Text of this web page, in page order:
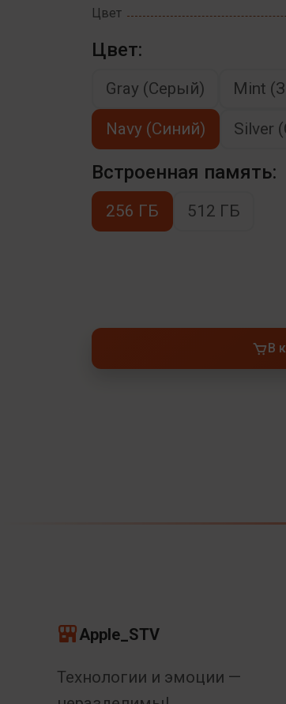
Цвет
Цвет:
Gray (Серый) Mint
Navy (Синий) Silver
Встроенная память:
256 ГБ 512 ГБ
В
Apple_STV
Технологии и эмоции —